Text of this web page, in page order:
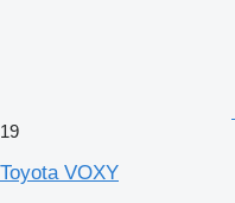
19
Toyota VOXY